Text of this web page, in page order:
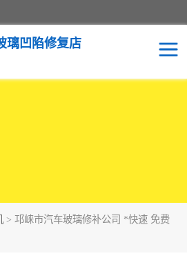
璃凹陷修复店
> 邛崃市汽车玻璃修补公司 *快速 免费